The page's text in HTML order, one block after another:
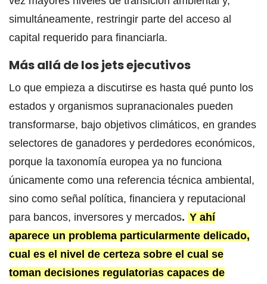
simultáneamente, restringir parte del acceso al
capital requerido para financiarla.
Más allá de los jets ejecutivos
Lo que empieza a discutirse es hasta qué punto los
estados y organismos supranacionales pueden
transformarse, bajo objetivos climáticos, en grandes
selectores de ganadores y perdedores económicos,
porque la taxonomía europea ya no funciona
únicamente como una referencia técnica ambiental,
sino como señal política, financiera y reputacional
para bancos, inversores y mercados. Y ahí
aparece un problema particularmente delicado,
cual es el nivel de certeza sobre el cual se
toman decisiones regulatorias capaces de